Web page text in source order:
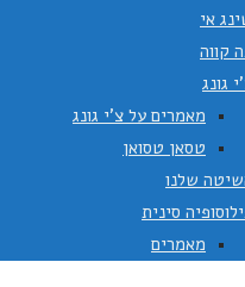
אי
קווה
גונג
מאמרים על צ'י גונג
טסאן טסואן
שלנו
סינית
מאמרים